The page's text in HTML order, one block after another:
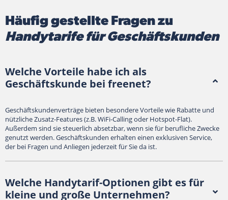
Häufig gestellte Fragen zu
Handytarife für Geschäftskunden
Welche Vorteile habe ich als
Geschäftskunde bei freenet?
Geschäftskundenverträge bieten besondere Vorteile wie Rabatte und
nützliche Zusatz-Features (z.B. WiFi-Calling oder Hotspot-Flat).
Außerdem sind sie steuerlich absetzbar, wenn sie für berufliche Zwecke
genutzt werden. Geschäftskunden erhalten einen exklusiven Service,
der bei Fragen und Anliegen jederzeit für Sie da ist.
Welche Handytarif-Optionen gibt es für
kleine und große Unternehmen?